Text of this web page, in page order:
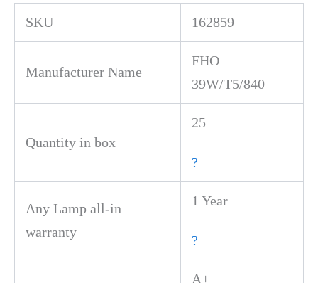
SKU
162859
Manufacturer Name
FHO
39W/T5/840
Quantity in box
25
?
Any Lamp all-in
warranty
1 Year
?
A+